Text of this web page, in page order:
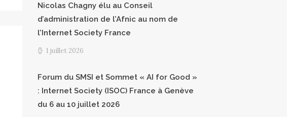
Nicolas Chagny élu au Conseil
d’administration de l’Afnic au nom de
l’Internet Society France
1 juillet 2026
Forum du SMSI et Sommet « AI for Good »
: Internet Society (ISOC) France à Genève
du 6 au 10 juillet 2026